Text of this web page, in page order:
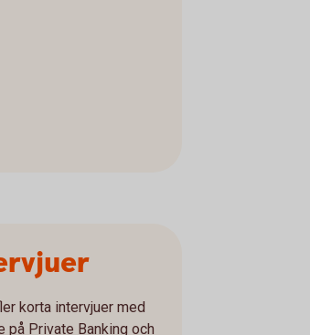
korta intervjuer med
på Private Banking och